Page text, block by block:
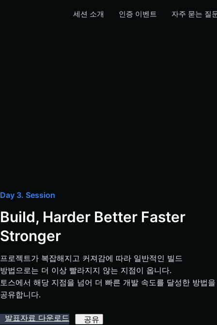
세션 소개 인증 이벤트 자주 묻는 질
Day 3. Session
Build, Harder Better Faster
Stronger
프로젝트가 복잡해지고 커져감에 따라 일반적인 빌드
방법으로는 더 이상 빨라지지 않는 지점이 옵니다.
토스에서 해당 지점을 넘어 더 빠른 개발 속도를 달성한 방법을
공유합니다.
발표자료 다운로드 공유